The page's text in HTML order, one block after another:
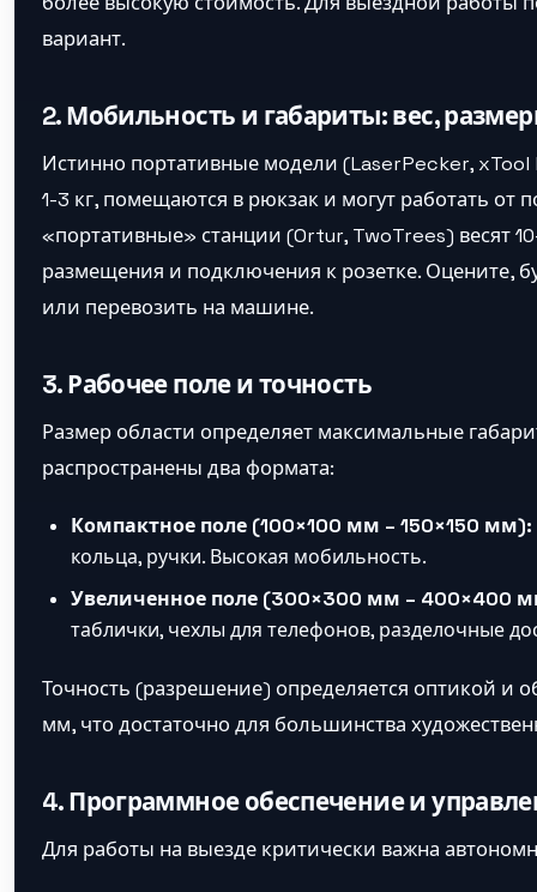
вариант.
2. Мобильность и габариты: вес,
Истинно портативные модели (LaserPecker, xTool
1-3 кг, помещаются в рюкзак и могут работать от
«портативные» станции (Ortur, TwoTrees) весят
размещения и подключения к розетке. Оцените,
или перевозить на машине.
3. Рабочее поле и точность
Размер области определяет максимальные
распространены два формата:
Компактное поле (100×100 мм – 150×150 мм):
кольца, ручки. Высокая мобильность.
Увеличенное поле (300×300 мм – 400×400
таблички, чехлы для телефонов, разделочные
Точность (разрешение) определяется оптикой и
мм, что достаточно для большинства
4. Программное обеспечение и
Для работы на выезде критически важна